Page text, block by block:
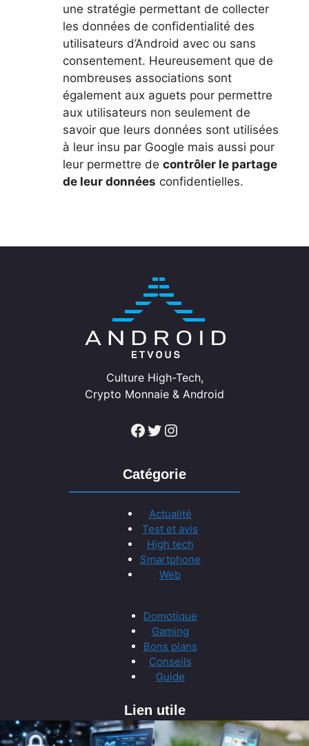
une stratégie permettant de collecter
les données de confidentialité des
utilisateurs d’Android avec ou sans
consentement. Heureusement que de
nombreuses associations sont
également aux aguets pour permettre
aux utilisateurs non seulement de
savoir que leurs données sont utilisées
à leur insu par Google mais aussi pour
leur permettre de contrôler le partage
de leur données confidentielles.
Culture High-Tech,
Crypto Monnaie & Android
Facebook Twitter Instagram
Catégorie
Actualité
Test et avis
High tech
Smartphone
Web
Domotique
Gaming
Bons plans
Conseils
Guide
Lien utile